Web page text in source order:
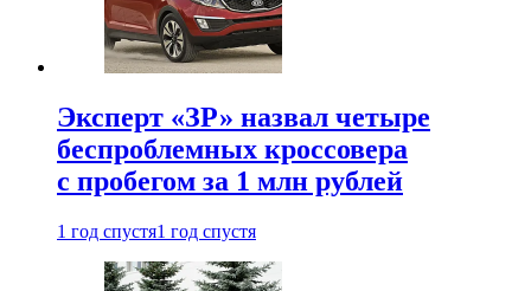
Эксперт «ЗР» назвал четыре
беспроблемных кроссовера
с пробегом за 1 млн рублей
1 год спустя1 год спустя